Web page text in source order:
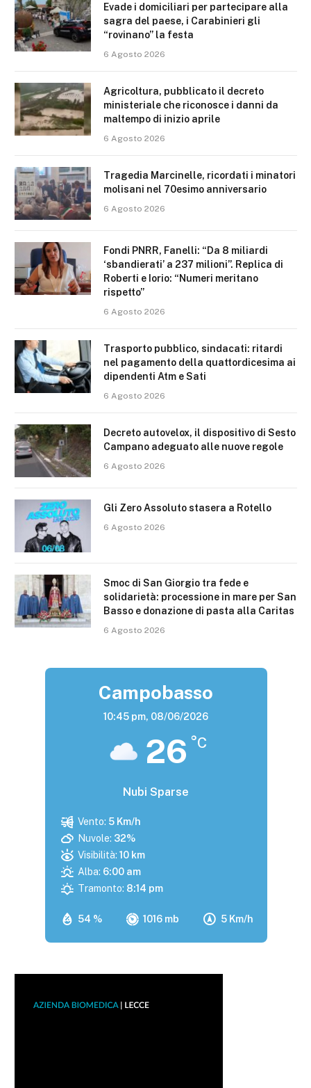
Evade i domiciliari per partecipare alla
sagra del paese, i Carabinieri gli
“rovinano” la festa
6 Agosto 2026
Agricoltura, pubblicato il decreto
ministeriale che riconosce i danni da
maltempo di inizio aprile
6 Agosto 2026
Tragedia Marcinelle, ricordati i minatori
molisani nel 70esimo anniversario
6 Agosto 2026
Fondi PNRR, Fanelli: “Da 8 miliardi
‘sbandierati’ a 237 milioni”. Replica di
Roberti e Iorio: “Numeri meritano
rispetto”
6 Agosto 2026
Trasporto pubblico, sindacati: ritardi
nel pagamento della quattordicesima ai
dipendenti Atm e Sati
6 Agosto 2026
Decreto autovelox, il dispositivo di Sesto
Campano adeguato alle nuove regole
6 Agosto 2026
Gli Zero Assoluto stasera a Rotello
6 Agosto 2026
Smoc di San Giorgio tra fede e
solidarietà: processione in mare per San
Basso e donazione di pasta alla Caritas
6 Agosto 2026
Campobasso
10:45 pm, 08/06/2026
26 °C
Nubi Sparse
54 % 1016 mb 5 Km/h
Vento: 5 Km/h
Nuvole: 32%
Visibilità: 10 km
Alba: 6:00 am
Tramonto: 8:14 pm